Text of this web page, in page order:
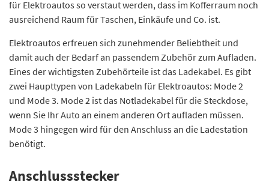
für Elektroautos so verstaut werden, dass im Kofferraum noch
ausreichend Raum für Taschen, Einkäufe und Co. ist.
Elektroautos erfreuen sich zunehmender Beliebtheit und
damit auch der Bedarf an passendem Zubehör zum Aufladen.
Eines der wichtigsten Zubehörteile ist das Ladekabel. Es gibt
zwei Haupttypen von Ladekabeln für Elektroautos: Mode 2
und Mode 3. Mode 2 ist das Notladekabel für die Steckdose,
wenn Sie Ihr Auto an einem anderen Ort aufladen müssen.
Mode 3 hingegen wird für den Anschluss an die Ladestation
benötigt.
Anschlussstecker